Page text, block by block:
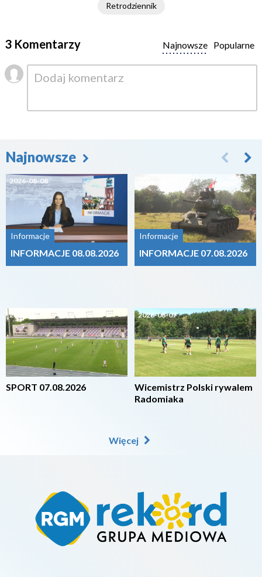
Retrodziennik
3 Komentarzy Popularne
Najnowsze
Najnowsze
2026-08-08
Informacje
INFORMACJE 08.08.2026
2026-08-07
SPORT 07.08.2026
Informacje
INFORMACJE 07.08.2026
2026-08-07
Wicemistrz Polski rywalem
Radomiaka
Więcej